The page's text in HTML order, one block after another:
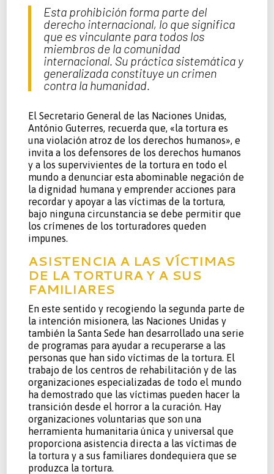
Esta prohibición forma parte del
derecho internacional, lo que significa
que es vinculante para todos los
miembros de la comunidad
internacional. Su práctica sistemática y
generalizada constituye un crimen
contra la humanidad.
El Secretario General de las Naciones Unidas,
António Guterres, recuerda que, «la tortura es
una violación atroz de los derechos humanos», e
invita a los defensores de los derechos humanos
y a los supervivientes de la tortura en todo el
mundo a denunciar esta abominable negación de
la dignidad humana y emprender acciones para
recordar y apoyar a las víctimas de la tortura,
bajo ninguna circunstancia se debe permitir que
los crímenes de los torturadores queden
impunes.
ASISTENCIA A LAS VÍCTIMAS
DE LA TORTURA Y A SUS
FAMILIARES
En este sentido y recogiendo la segunda parte de
la intención misionera, las Naciones Unidas y
también la Santa Sede han desarrollado una serie
de programas para ayudar a recuperarse a las
personas que han sido víctimas de la tortura. El
trabajo de los centros de rehabilitación y de las
organizaciones especializadas de todo el mundo
ha demostrado que las víctimas pueden hacer la
transición desde el horror a la curación. Hay
organizaciones voluntarias que son una
herramienta humanitaria única y universal que
proporciona asistencia directa a las víctimas de
la tortura y a sus familiares dondequiera que se
produzca la tortura.